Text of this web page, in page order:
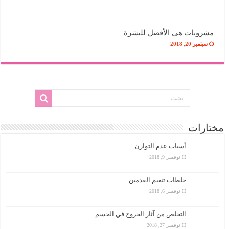
مشروبات هي الأفضل للبشرة
سبتمبر 20, 2018
مختارات
أسباب عدم التوازن
نوفمبر 9, 2018
خلطات تنعيم القدمين
نوفمبر 6, 2018
التخلص من آثار الجروح في الجسم
نوفمبر 27, 2018